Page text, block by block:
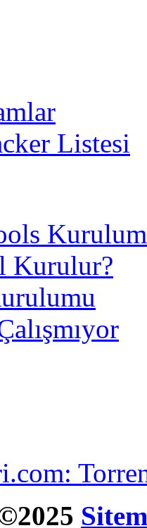
Listesi
Kurulur?